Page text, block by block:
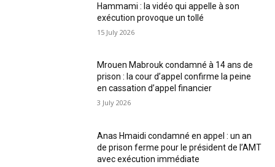
Hammami : la vidéo qui appelle à son
exécution provoque un tollé
15 July 2026
Mrouen Mabrouk condamné à 14 ans de
prison : la cour d’appel confirme la peine
en cassation d’appel financier
3 July 2026
Anas Hmaidi condamné en appel : un an
de prison ferme pour le président de l’AMT
avec exécution immédiate